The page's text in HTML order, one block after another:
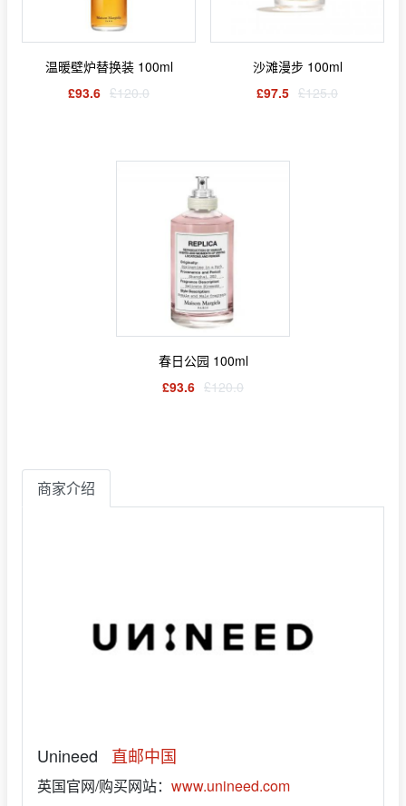
温暖壁炉替换装 100ml
£93.6 £120.0
沙滩漫步 100ml
£97.5 £125.0
春日公园 100ml
£93.6 £120.0
商家介绍
Unineed 直邮中国
英国官网/购买网站： www.unineed.com